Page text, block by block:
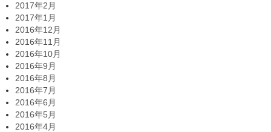
2017年2月
2017年1月
2016年12月
2016年11月
2016年10月
2016年9月
2016年8月
2016年7月
2016年6月
2016年5月
2016年4月